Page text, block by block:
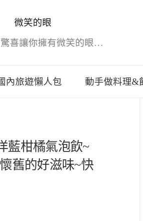
微笑的眼
喜讓你擁有微笑的眼…
內旅遊懶人包 動手做料理&
藍柑橘氣泡飲~
舊的好滋味~快